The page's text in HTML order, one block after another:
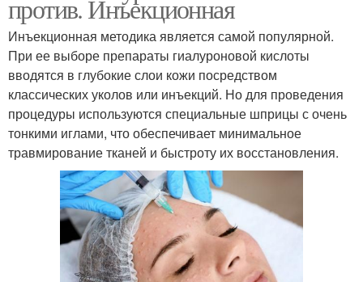
против. Инъекционная
Инъекционная методика является самой популярной.
При ее выборе препараты гиалуроновой кислоты
вводятся в глубокие слои кожи посредством
классических уколов или инъекций. Но для проведения
процедуры используются специальные шприцы с очень
тонкими иглами, что обеспечивает минимальное
травмирование тканей и быстроту их восстановления.